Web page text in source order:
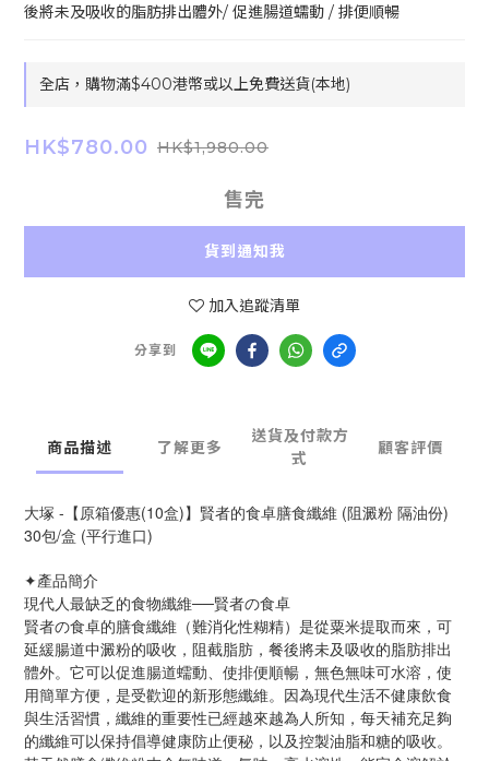
後將未及吸收的脂肪排出體外/ 促進腸道蠕動 / 排便順暢
全店，購物滿$400港幣或以上免費送貨(本地)
HK$780.00 HK$1,980.00
售完
貨到通知我
加入追蹤清單
分享到
商品描述 了解更多
送貨及付款方
式
顧客評價
大塚 -【原箱優惠(10盒)】賢者的食卓膳食纖維 (阻澱粉 隔油份)
30包/盒 (平行進口)
✦產品簡介
現代人最缺乏的食物纖維──賢者の食卓
賢者の食卓的膳食纖維（難消化性糊精）是從粟米提取而來，可
延緩腸道中澱粉的吸收，阻截脂肪，餐後將未及吸收的脂肪排出
體外。它可以促進腸道蠕動、使排便順暢，無色無味可水溶，使
用簡單方便，是受歡迎的新形態纖維。因為現代生活不健康飲食
與生活習慣，纖維的重要性已經越來越為人所知，每天補充足夠
的纖維可以保持倡導健康防止便秘，以及控製油脂和糖的吸收。